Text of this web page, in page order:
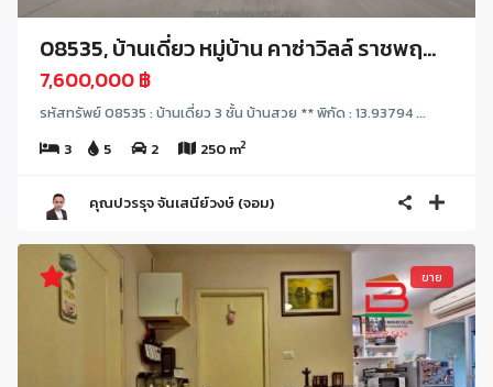
08535, บ้านเดี่ยว หมู่บ้าน คาซ่าวิลล์ ราชพฤ...
7,600,000 ฿
รหัสทรัพย์ 08535 : บ้านเดี่ยว 3 ชั้น บ้านสวย ** พิกัด : 13.93794 ...
3
5 2 250 m2
คุณปวรรุจ จันเสนีย์วงษ์ (จอม)
ขาย